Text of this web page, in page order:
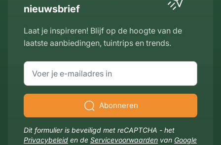
nieuwsbrief
Laat je inspireren! Blijf op de hoogte van de
laatste aanbiedingen, tuintrips en trends.
E-mailadres
Abonneren
Dit formulier is beveiligd met reCAPTCHA - het
Privacybeleid en de Servicevoorwaarden van Google